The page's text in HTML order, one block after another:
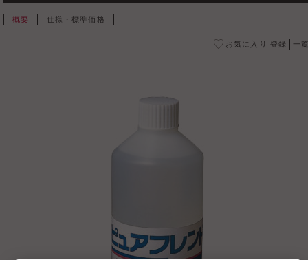
概要 仕様・標準価格
お気に入り 登録 一